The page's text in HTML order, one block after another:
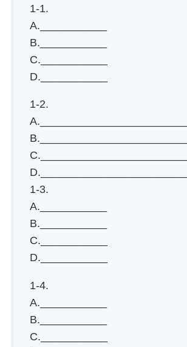
1-1.
A.___________
B.___________
C.___________
D.___________
1-2.
A._________________________
B._________________________
C._________________________
D._________________________
1-3.
A.___________
B.___________
C.___________
D.___________
1-4.
A.___________
B.___________
C.___________